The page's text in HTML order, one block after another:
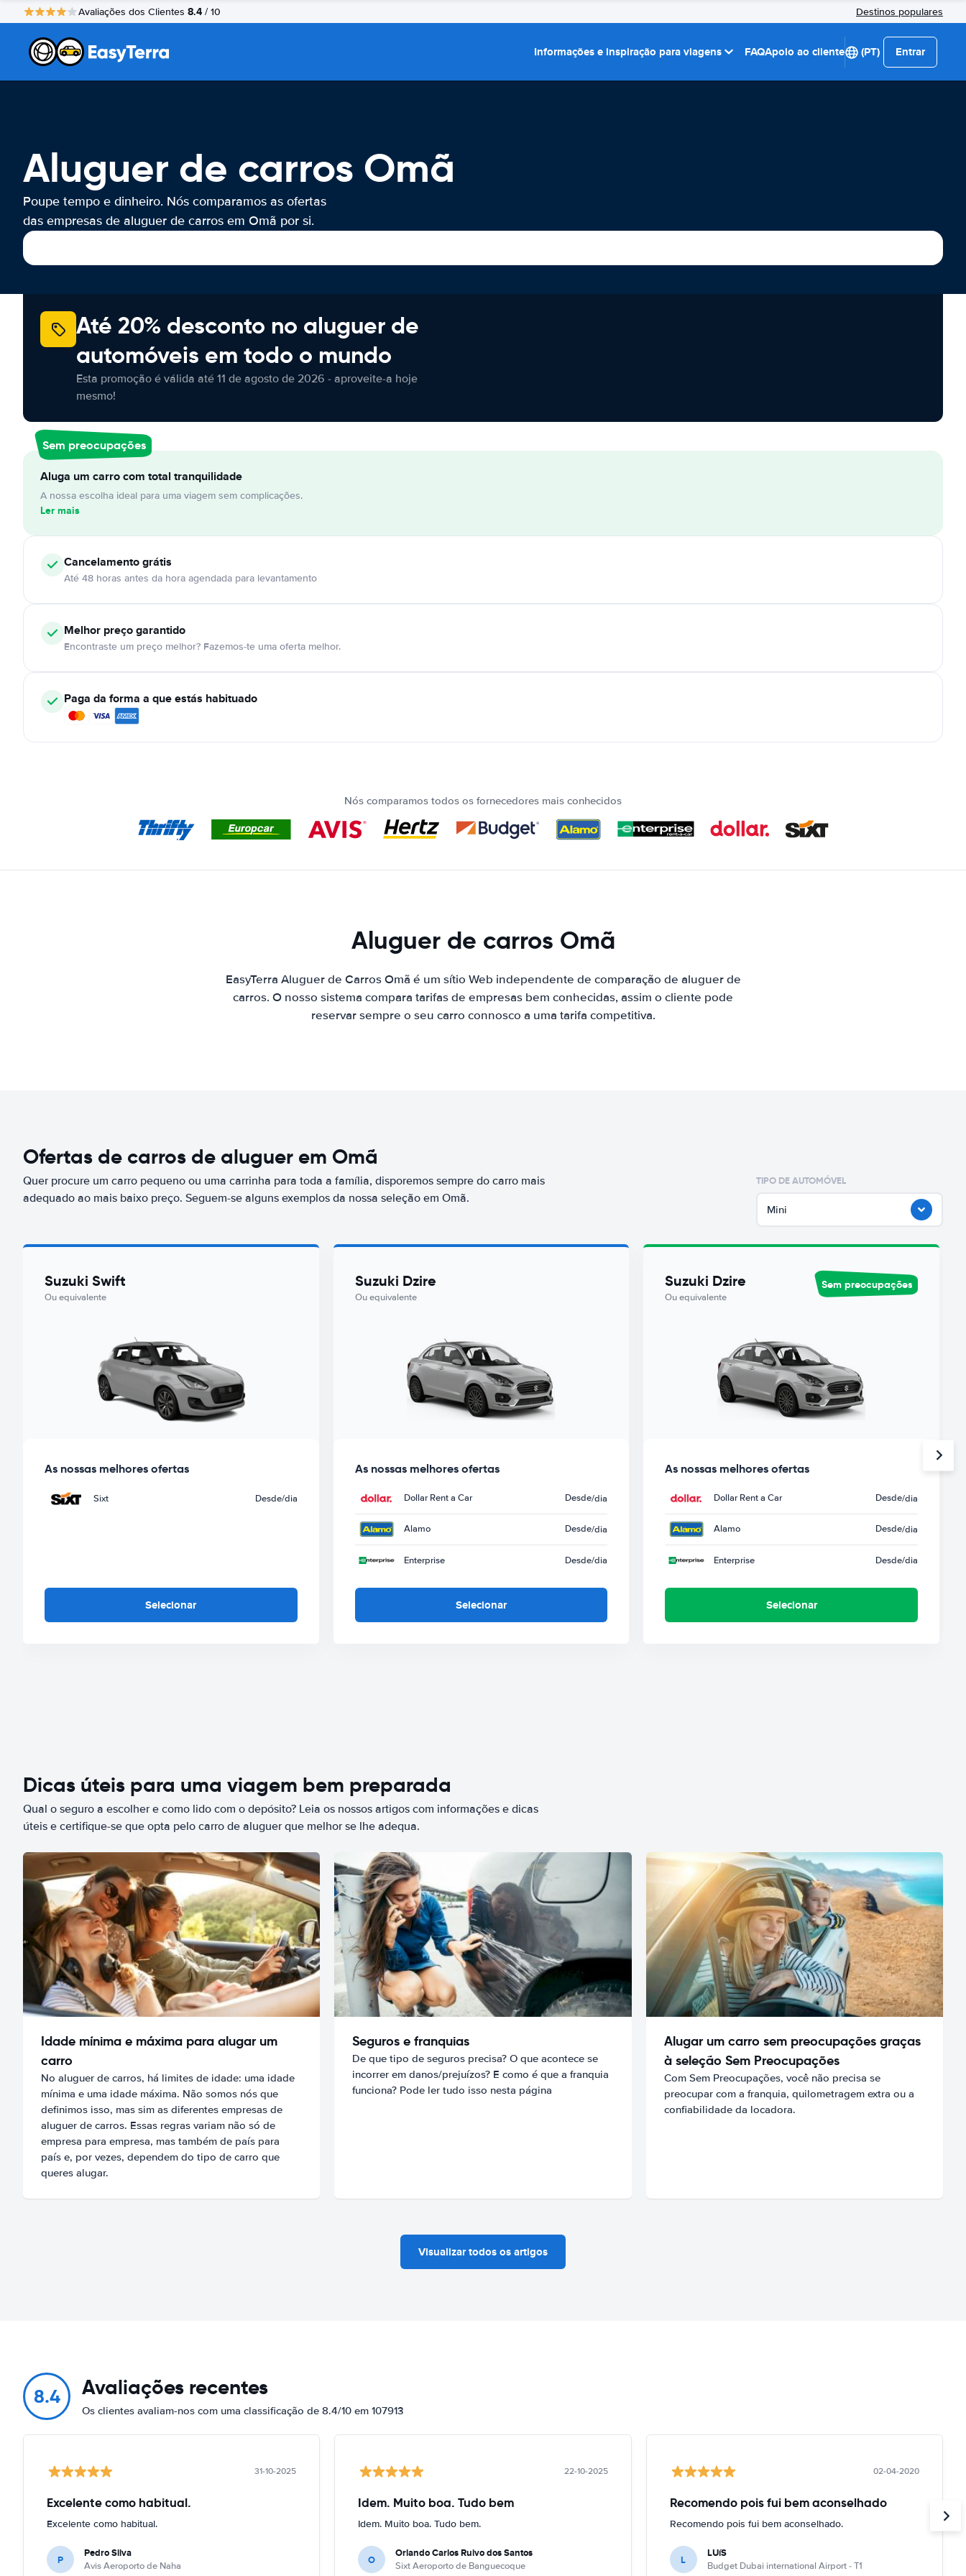
Avaliações dos Clientes 8.4 / 10 Destinos populares
Informações e inspiração para viagens FAQApoio ao cliente (PT) Entrar
Aluguer de carros Omã
Poupe tempo e dinheiro. Nós comparamos as ofertas
das empresas de aluguer de carros em Omã por si.
Até 20% desconto no aluguer de
automóveis em todo o mundo
Esta promoção é válida até 11 de agosto de 2026 - aproveite-a hoje
mesmo!
Sem preocupações
Aluga um carro com total tranquilidade
A nossa escolha ideal para uma viagem sem complicações.
Ler mais
Cancelamentográtis
Até 48 horas antes da hora agendada para levantamento
Melhor preço garantido
Encontraste um preço melhor? Fazemos-te uma oferta melhor.
Paga da forma a que estás habituado
Nós comparamos todos os fornecedores mais conhecidos
Aluguer de carros Omã
EasyTerra Aluguer de Carros Omã é um sítio Web independente de comparação de aluguer de
carros. O nosso sistema compara tarifas de empresas bem conhecidas, assim o cliente pode
reservar sempre o seu carro connosco a uma tarifa competitiva.
Ofertas de carros de aluguer em Omã
Quer procure um carro pequeno ou uma carrinha para toda a família, disporemos sempre do carro mais
adequado ao mais baixo preço. Seguem-se alguns exemplos da nossa seleção em Omã.
TIPO DE AUTOMÓVEL
Mini
Suzuki Swift
Ou equivalente
As nossas melhores ofertas
Sixt Desde/dia
Selecionar
Suzuki Dzire
Ou equivalente
As nossas melhores ofertas
Dollar Rent a Car Desde/dia
Alamo Desde/dia
Enterprise Desde/dia
Selecionar
Suzuki Dzire
Ou equivalente
Sem preocupações
As nossas melhores ofertas
Dollar Rent a Car Desde/dia
Alamo Desde/dia
Enterprise Desde/dia
Selecionar
Dicas úteis para uma viagem bem preparada
Qual o seguro a escolher e como lido com o depósito? Leia os nossos artigos com informações e dicas
úteis e certifique-se que opta pelo carro de aluguer que melhor se lhe adequa.
Idade mínima e máxima para alugar um
carro
No aluguer de carros, há limites de idade: uma idade
mínima e uma idade máxima. Não somos nós que
definimos isso, mas sim as diferentes empresas de
aluguer de carros. Essas regras variam não só de
empresa para empresa, mas também de país para
país e, por vezes, dependem do tipo de carro que
queres alugar.
Seguros e franquias
De que tipo de seguros precisa? O que acontece se
incorrer em danos/prejuízos? E como é que a franquia
funciona? Pode ler tudo isso nesta página
Alugar um carro sem preocupações graças
à seleção Sem Preocupações
Com Sem Preocupações, você não precisa se
preocupar com a franquia, quilometragem extra ou a
confiabilidade da locadora.
Visualizar todos os artigos
8.4 Avaliações recentes
Os clientes avaliam-nos com uma classificação de 8.4/10 em 107913
31-10-2025
Excelente como habitual.
Excelente como habitual.
P Pedro Silva
Avis Aeroporto de Naha
22-10-2025
Idem. Muito boa. Tudo bem
Idem. Muito boa. Tudo bem.
O Orlando Carlos Ruivo dos Santos
Sixt Aeroporto de Banguecoque
02-04-2020
Recomendo pois fui bem aconselhado
Recomendo pois fui bem aconselhado.
L LUíS
Budget Dubai international Airport - T1